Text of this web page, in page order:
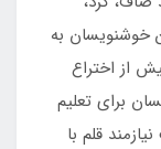
خوشنویسان به
از اختراع
برای تعلیم
قلم با